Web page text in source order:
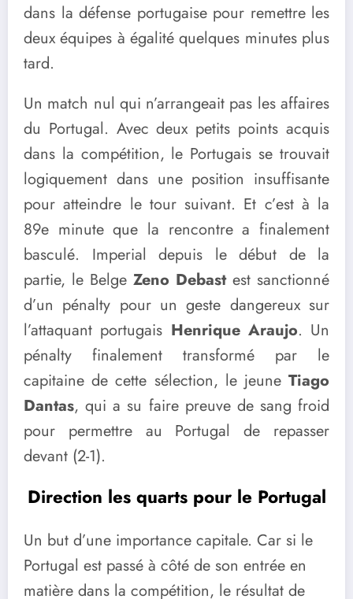
dans la défense portugaise pour remettre les
deux équipes à égalité quelques minutes plus
tard.
Un match nul qui n’arrangeait pas les affaires
du Portugal. Avec deux petits points acquis
dans la compétition, le Portugais se trouvait
logiquement dans une position insuffisante
pour atteindre le tour suivant. Et c’est à la
89e minute que la rencontre a finalement
basculé. Imperial depuis le début de la
partie, le Belge Zeno Debastest sanctionné
d’un pénalty pour un geste dangereux sur
l’attaquant portugais Henrique Araujo. Un
pénalty finalement transformé par le
capitaine de cette sélection, le jeune Tiago
Dantas, qui a su faire preuve de sang froid
pour permettre au Portugal de repasser
devant (2-1).
Direction les quarts pour le Portugal
Un but d’une importance capitale. Car si le
Portugal est passé à côté de son entrée en
matière dans la compétition, le résultat de